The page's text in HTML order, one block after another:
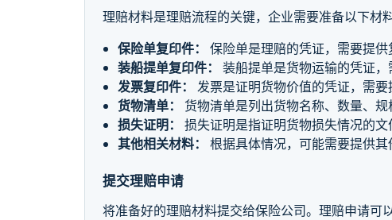
理赔材料是理赔流程的关键，企业需要准备以下材料
保险单复印件：
保险单是理赔的凭证，需要提供
装船提单复印件：
装船提单是货物运输的凭证，
发票复印件：
发票是证明货物价值的凭证，需要
货物清单：
货物清单是列出货物名称、数量、规
损失证明：
损失证明是指证明货物损失情况的文
其他相关材料：
根据具体情况，可能需要提供其
提交理赔申请
将准备好的理赔材料提交给保险公司。理赔申请可